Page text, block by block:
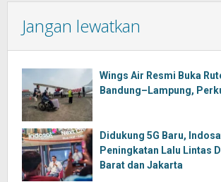
Jangan lewatkan
Wings Air Resmi Buka
Bandung–Lampung,
Didukung 5G Baru,
Peningkatan Lalu Lintas
Barat dan Jakarta